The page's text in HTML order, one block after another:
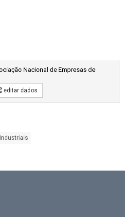
Nacional de Empresas de
editar dados